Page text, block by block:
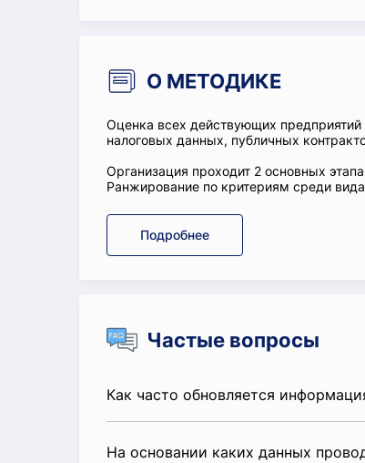
О МЕТОДИКЕ
Оценка всех действующих
налоговых данных, публичных
Организация проходит 2 основных
Ранжирование по критериям среди
Подробнее
Частые вопросы
Как часто обновляется
На основании каких данных